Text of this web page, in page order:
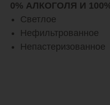
0% АЛКОГОЛЯ И
Светлое
Нефильтрованное
Непастеризованное